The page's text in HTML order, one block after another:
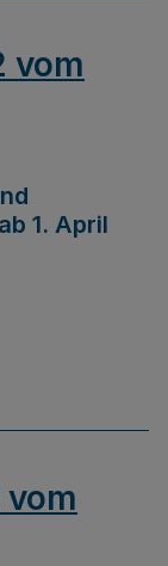
vom
1. April
vom